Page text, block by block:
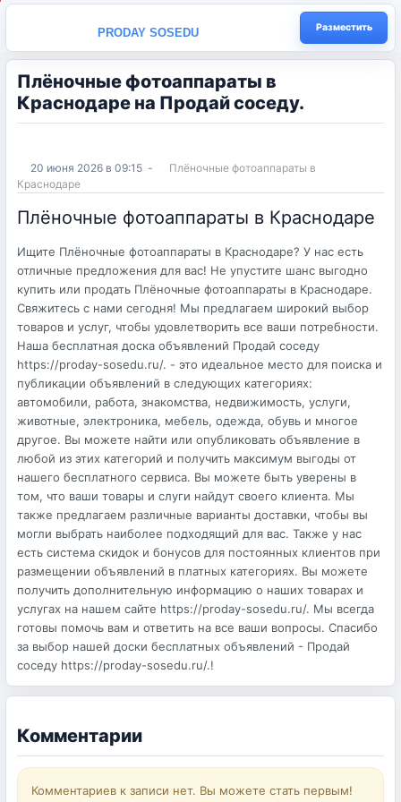
PRODAY SOSEDU Разместить
Плёночные фотоаппараты в
Краснодаре на Продай соседу.
20 июня 2026 в 09:15 -
Плёночные фотоаппараты в
Краснодаре
Плёночные фотоаппараты в Краснодаре
Ищите Плёночные фотоаппараты в Краснодаре? У нас есть
отличные предложения для вас! Не упустите шанс выгодно
купить или продать Плёночные фотоаппараты в Краснодаре.
Свяжитесь с нами сегодня! Мы предлагаем широкий выбор
товаров и услуг, чтобы удовлетворить все ваши потребности.
Наша бесплатная доска объявлений Продай соседу
https://proday-sosedu.ru/. - это идеальное место для поиска и
публикации объявлений в следующих категориях:
автомобили, работа, знакомства, недвижимость, услуги,
животные, электроника, мебель, одежда, обувь и многое
другое. Вы можете найти или опубликовать объявление в
любой из этих категорий и получить максимум выгоды от
нашего бесплатного сервиса. Вы можете быть уверены в
том, что ваши товары и слуги найдут своего клиента. Мы
также предлагаем различные варианты доставки, чтобы вы
могли выбрать наиболее подходящий для вас. Также у нас
есть система скидок и бонусов для постоянных клиентов при
размещении объявлений в платных категориях. Вы можете
получить дополнительную информацию о наших товарах и
услугах на нашем сайте https://proday-sosedu.ru/. Мы всегда
готовы помочь вам и ответить на все ваши вопросы. Спасибо
за выбор нашей доски бесплатных объявлений - Продай
соседу https://proday-sosedu.ru/.!
Комментарии
Комментариев к записи нет. Вы можете стать первым!